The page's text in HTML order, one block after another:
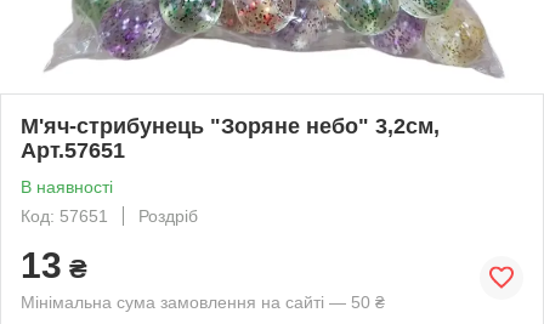
М'яч-стрибунець "Зоряне небо" 3,2см,
Арт.57651
В наявності
Код: 57651
Роздріб
13 ₴
Мінімальна сума замовлення на сайті — 50 ₴